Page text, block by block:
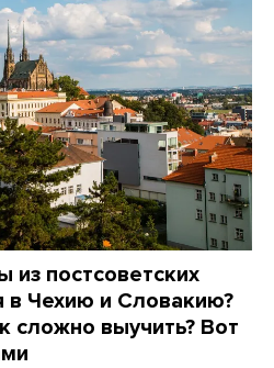
из постсоветских
в Чехию и Словакию?
сложно выучить? Вот